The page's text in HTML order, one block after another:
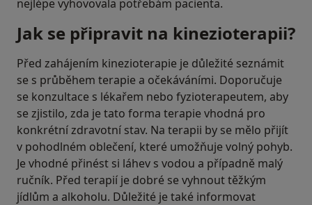
nejlépe vyhovovala potřebám pacienta.
Jak se připravit na kinezioterapii?
Před zahájením kinezioterapie je důležité seznámit
se s průběhem terapie a očekáváními. Doporučuje
se konzultace s lékařem nebo fyzioterapeutem, aby
se zjistilo, zda je tato forma terapie vhodná pro
konkrétní zdravotní stav. Na terapii by se mělo přijít
v pohodlném oblečení, které umožňuje volný pohyb.
Je vhodné přinést si láhev s vodou a případně malý
ručník. Před terapií je dobré se vyhnout těžkým
jídlům a alkoholu. Důležité je také informovat